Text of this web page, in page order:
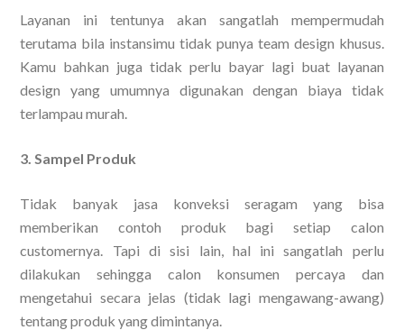
Layanan ini tentunya akan sangatlah mempermudah
terutama bila instansimu tidak punya team design khusus.
Kamu bahkan juga tidak perlu bayar lagi buat layanan
design yang umumnya digunakan dengan biaya tidak
terlampau murah.
3. Sampel Produk
Tidak banyak jasa konveksi seragam yang bisa
memberikan contoh produk bagi setiap calon
customernya. Tapi di sisi lain, hal ini sangatlah perlu
dilakukan sehingga calon konsumen percaya dan
mengetahui secara jelas (tidak lagi mengawang-awang)
tentang produk yang dimintanya.